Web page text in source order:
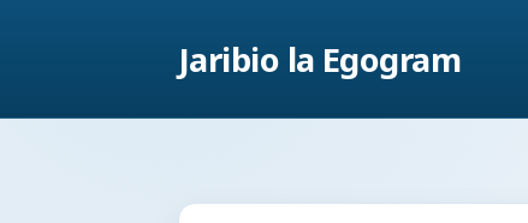
Jaribio la Egogram